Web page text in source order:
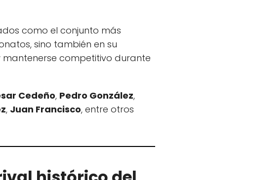
como el conjunto más
sino también en su
competitivo durante
Cedeño, Pedro González,
, Juan Francisco, entre otros